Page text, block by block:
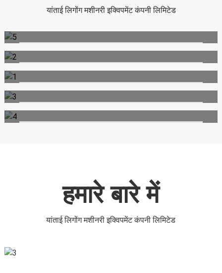
यांताई लिगोंग मशीनरी इक्विपमेंट कंपनी लिमिटेड
अन्वेषण करना
अन्वेषण करना
अन्वेषण करना
अन्वेषण करना
हमारे बारे में
यांताई लिगोंग मशीनरी इक्विपमेंट कंपनी लिमिटेड